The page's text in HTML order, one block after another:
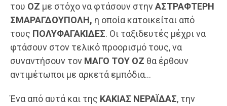
του ΟΖ με στόχο να φτάσουν στηνΑΣΤΡΑΦΤΕΡΗ
ΣΜΑΡΑΓΔΟΥΠΟΛΗ, η οποία κατοικείται από
τους ΠΟΛΥΦΑΓΑΚΙΔΕΣ. Οι ταξιδευτές μέχρι να
φτάσουν στον τελικό προορισμό τους, να
συναντήσουν τον ΜΑΓΟ ΤΟΥ ΟΖ θα έρθουν
αντιμέτωποι με αρκετά εμπόδια…
Ένα από αυτά και της ΚΑΚΙΑΣ ΝΕΡΑΪΔΑΣ, την